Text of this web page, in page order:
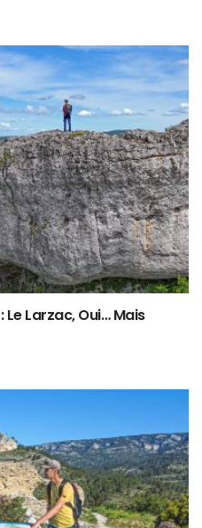
Larzac, Oui… Mais